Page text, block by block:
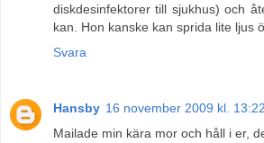
diskdesinfektorer till sjukhus) och
kan. Hon kanske kan sprida lite ljus
Svara
Hansby 16 november 2009 kl. 13:22
Mailade min kära mor och håll i er,